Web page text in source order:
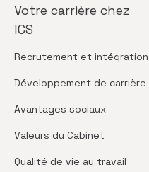
Votre carrière chez
ICS
Recrutement et intégration
Développement de carrière
Avantages sociaux
Valeurs du Cabinet
Qualité de vie au travail